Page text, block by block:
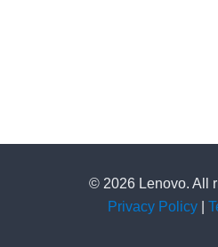
© 2026 Lenovo. All
Privacy Policy